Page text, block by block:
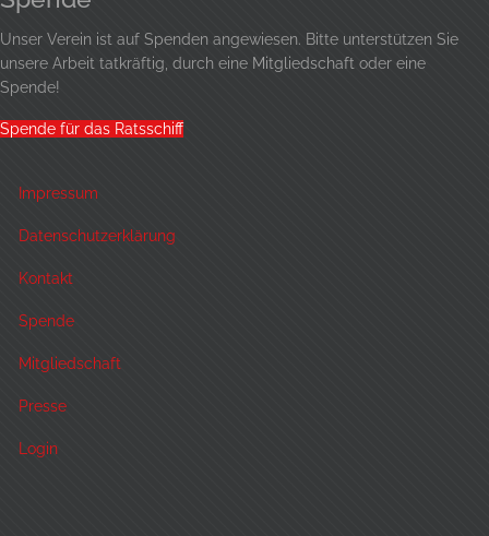
Unser Verein ist auf Spenden angewiesen. Bitte unterstützen Sie
unsere Arbeit tatkräftig, durch eine Mitgliedschaft oder eine
Spende!
Spende für das Ratsschiff
Impressum
Datenschutzerklärung
Kontakt
Spende
Mitgliedschaft
Presse
Login